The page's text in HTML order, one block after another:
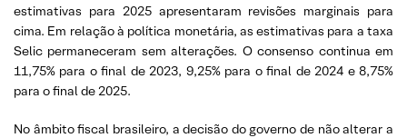
estimativas para 2025 apresentaram revisões marginais para
cima. Em relação à política monetária, as estimativas para a taxa
Selic permaneceram sem alterações. O consenso continua em
11,75% para o final de 2023, 9,25% para o final de 2024 e 8,75%
para o final de 2025.
No âmbito fiscal brasileiro, a decisão do governo de não alterar a